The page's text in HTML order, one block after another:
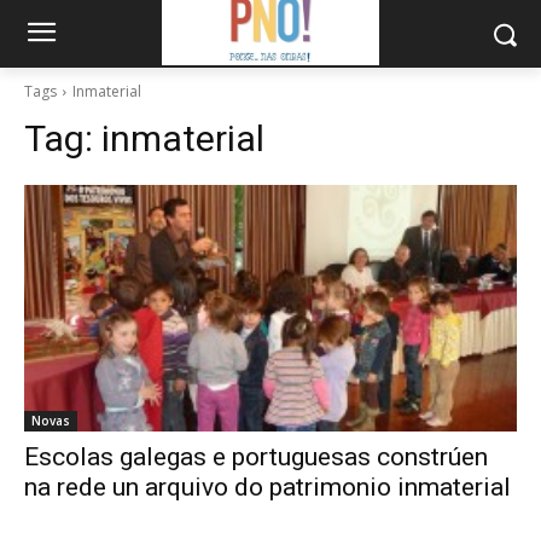
Tags Inmaterial
Tag: inmaterial
Novas
Escolas galegas e portuguesas constrúen
na rede un arquivo do patrimonio inmaterial